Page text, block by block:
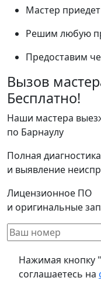
Мастер
Решим любую
Предоставим
Вызов
Бесплатно!
Наши мастера
по Барнаулу
Полная диагностика
и выявление
Лицензионное ПО
и оригинальные
Нажимая кнопку
соглашаетесь на